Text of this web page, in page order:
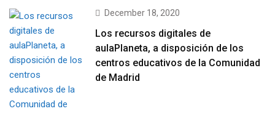
December 18, 2020
Los recursos digitales de
aulaPlaneta, a disposición de los
centros educativos de la Comunidad
de Madrid